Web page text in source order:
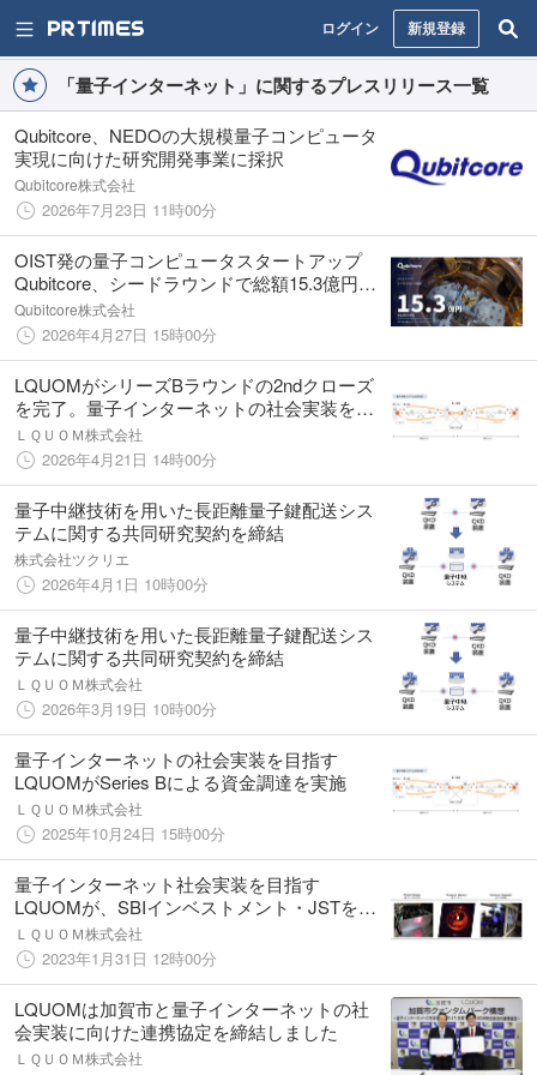
ログイン 新規登録
「量子インターネット」に関するプレスリリース一覧
Qubitcore、NEDOの大規模量子コンピュータ
実現に向けた研究開発事業に採択
Qubitcore株式会社
2026年7月23日 11時00分
OIST発の量子コンピュータスタートアップ
Qubitcore、シードラウンドで総額15.3億円を
調達
Qubitcore株式会社
2026年4月27日 15時00分
LQUOMがシリーズBラウンドの2ndクローズ
を完了。量子インターネットの社会実装を目
指す
ＬＱＵＯＭ株式会社
2026年4月21日 14時00分
量子中継技術を用いた長距離量子鍵配送シス
テムに関する共同研究契約を締結
株式会社ツクリエ
2026年4月1日 10時00分
量子中継技術を用いた長距離量子鍵配送シス
テムに関する共同研究契約を締結
ＬＱＵＯＭ株式会社
2026年3月19日 10時00分
量子インターネットの社会実装を目指す
LQUOMがSeries Bによる資金調達を実施
ＬＱＵＯＭ株式会社
2025年10月24日 15時00分
量子インターネット社会実装を目指す
LQUOMが、SBIインベストメント・JSTを
Lead VCとするSeries A資金調達を実施
ＬＱＵＯＭ株式会社
2023年1月31日 12時00分
LQUOMは加賀市と量子インターネットの社
会実装に向けた連携協定を締結しました
ＬＱＵＯＭ株式会社